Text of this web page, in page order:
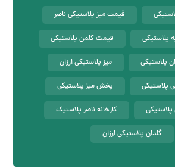
قیمت میز پلاستیکی ناصر
پلاستیکی قیمت کلمن پلاستیکی
پلاستیکی میز پلاستیکی ارزان
پلاستیکی پخش میز پلاستیکی
کارخانه ناصر پلاستیک
گلدان پلاستیکی ارزان